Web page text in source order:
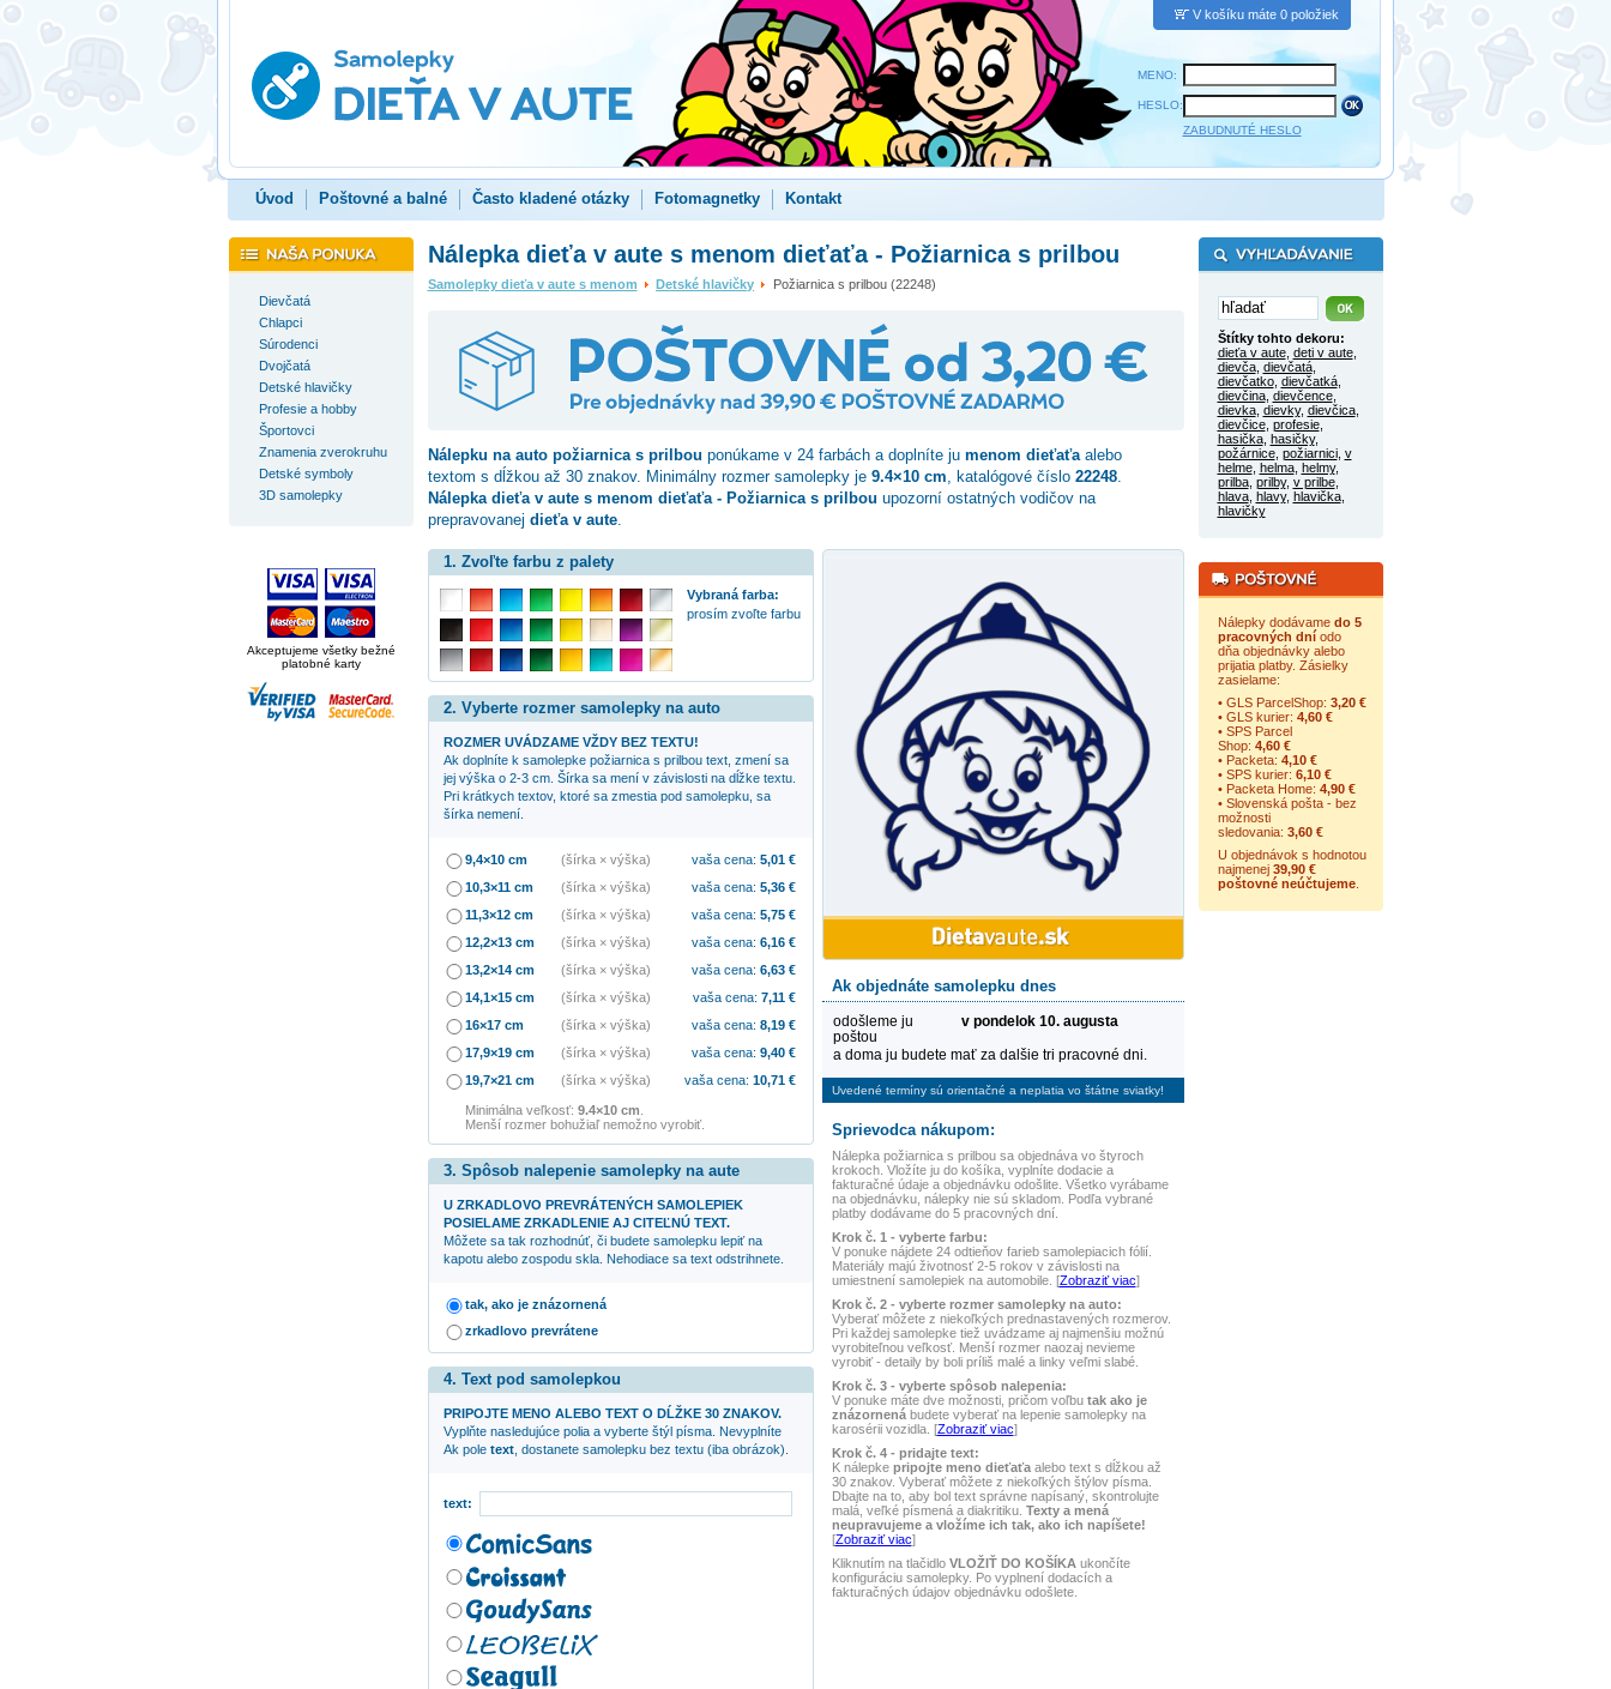
V košíku máte 0 položiek
MENO:
HESLO:
ZABUDNUTÉ HESLO
Úvod Poštovné a balné Často kladené otázky Fotomagnetky Kontakt
Dievčatá
Chlapci
Súrodenci
Dvojčatá
Detské hlavičky
Profesie a hobby
Športovci
Znamenia zverokruhu
Detské symboly
3D samolepky
Akceptujeme všetky bežné
platobné karty
Nálepka dieťa v aute s menom dieťaťa - Požiarnica s prilbou
Samolepky dieťa v aute s menom Detské hlavičky Požiarnica s prilbou (22248)
Nálepku na auto požiarnica s prilbou ponúkame v 24 farbách a doplníte ju menom dieťaťaalebo
textom s dĺžkou až 30 znakov. Minimálny rozmer samolepky je 9.4×10 cm, katalógové číslo 22248.
Nálepka dieťa v aute s menom dieťaťa - Požiarnica s prilbou upozorní ostatných vodičov na
prepravovanej dieťa v aute.
Ak objednáte samolepku dnes
odošleme ju
poštou
v pondelok 10. augusta
a doma ju budete mať za dalšie tri pracovné dni.
Uvedené termíny sú orientačné a neplatia vo štátne sviatky!
Sprievodca nákupom:
Nálepka požiarnica s prilbousa objednáva vo štyroch
krokoch. Vložíte ju do košíka, vyplníte dodacie a
fakturačné údaje a objednávku odošlite. Všetko vyrábame
na objednávku, nálepky nie sú skladom. Podľa vybrané
platby dodávame do 5 pracovných dní.
Krok č. 1 - vyberte farbu:
V ponuke nájdete 24 odtieňov farieb samolepiacich fólií.
Materiály majú životnosť 2-5 rokov v závislosti na
umiestnení samolepiek na automobile. [Zobraziť viac]
Krok č. 2 - vyberte rozmer samolepky na auto:
Vyberať môžete z niekoľkých prednastavených rozmerov.
Pri každej samolepke tiež uvádzame aj najmenšiu možnú
vyrobiteľnou veľkosť. Menší rozmer naozaj nevieme
vyrobiť - detaily by boli príliš malé a linky veľmi slabé.
Krok č. 3 - vyberte spôsob nalepenia:
V ponuke máte dve možnosti, pričom voľbu tak ako je
znázornená budete vyberať na lepenie samolepky na
karosérii vozidla. [Zobraziť viac]
Krok č. 4 - pridajte text:
K nálepke pripojte meno dieťaťaalebo text s dĺžkou až
30 znakov. Vyberať môžete z niekoľkých štýlov písma.
Dbajte na to, aby bol text správne napísaný, skontrolujte
malá, veľké písmená a diakritiku. Texty a mená
neupravujeme a vložíme ich tak, ako ich napíšete!
[Zobraziť viac]
Kliknutím na tlačidlo VLOŽIŤ DO KOŠÍKA ukončíte
konfiguráciu samolepky. Po vyplnení dodacích a
fakturačných údajov objednávku odošlete.
1. Zvoľte farbu z palety
Vybraná farba:
prosím zvoľte farbu
2. Vyberte rozmer samolepky na auto
ROZMER UVÁDZAME VŽDY BEZ TEXTU!
Ak doplníte k samolepke požiarnica s prilboutext, zmení sa
jej výška o 2-3 cm. Šírka sa mení v závislosti na dĺžke textu.
Pri krátkych textov, ktoré sa zmestia pod samolepku, sa
šírka nemení.
9,4×10 cm (šírka × výška) vaša cena: 5,01€
10,3×11 cm
(šírka × výška) vaša cena: 5,36€
11,3×12 cm
(šírka × výška) vaša cena: 5,75€
12,2×13 cm
(šírka × výška) vaša cena: 6,16€
13,2×14 cm
(šírka × výška) vaša cena: 6,63€
14,1×15 cm
(šírka × výška) vaša cena: 7,11€
16×17 cm
(šírka × výška) vaša cena: 8,19€
17,9×19 cm
(šírka × výška) vaša cena: 9,40€
19,7×21 cm
(šírka × výška) vaša cena: 10,71€
Minimálna veľkosť: 9.4×10 cm.
Menší rozmer bohužiaľ nemožno vyrobiť.
3. Spôsob nalepenie samolepky na aute
U ZRKADLOVO PREVRÁTENÝCH SAMOLEPIEK
POSIELAME ZRKADLENIE AJ CITEĽNÚ TEXT.
Môžete sa tak rozhodnúť, či budete samolepku lepiť na
kapotu alebo zospodu skla. Nehodiace sa text odstrihnete.
tak, ako je znázornená
zrkadlovo prevrátene
4. Text pod samolepkou
PRIPOJTE MENO ALEBO TEXT O DĹŽKE 30 ZNAKOV.
Vyplňte nasledujúce polia a vyberte štýl písma. Nevyplníte
Ak pole text, dostanete samolepku bez textu (iba obrázok).
text:
Štítky tohto dekoru:
dieťa v aute, deti v aute,
dievča, dievčatá,
dievčatko, dievčatká,
dievčina, dievčence,
dievka, dievky, dievčica,
dievčice, profesie,
hasička, hasičky,
požárnice, požiarnici, v
helme, helma, helmy,
prilba, prilby, v prilbe,
hlava, hlavy, hlavička,
hlavičky
Nálepky dodávame do 5
pracovných dníodo
dňa objednávky alebo
prijatia platby. Zásielky
zasielame:
• GLS ParcelShop: 3,20 €
• GLS kurier: 4,60 €
• SPS Parcel
Shop: 4,60 €
• Packeta: 4,10 €
• SPS kurier: 6,10 €
• Packeta Home: 4,90 €
• Slovenská pošta - bez
možnosti
sledovania: 3,60 €
U objednávok s hodnotou
najmenej 39,90 €
poštovné neúčtujeme.